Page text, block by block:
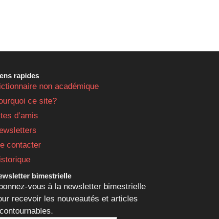
rapides
non académique
ce site?
d’amis
contacter
bimestrielle
vous à la newsletter bimestrielle
recevoir les nouveautés et articles